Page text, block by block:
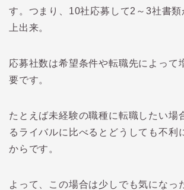
す。つまり、 10社応募して2 ～3社書類
上出来。
応募社数は希望条件や転職先によって
要です。
たとえば未経験の職種に転職したい場
るライバルに比べるとどうしても不利
からです。
よって、この場合は少しでも気になっ